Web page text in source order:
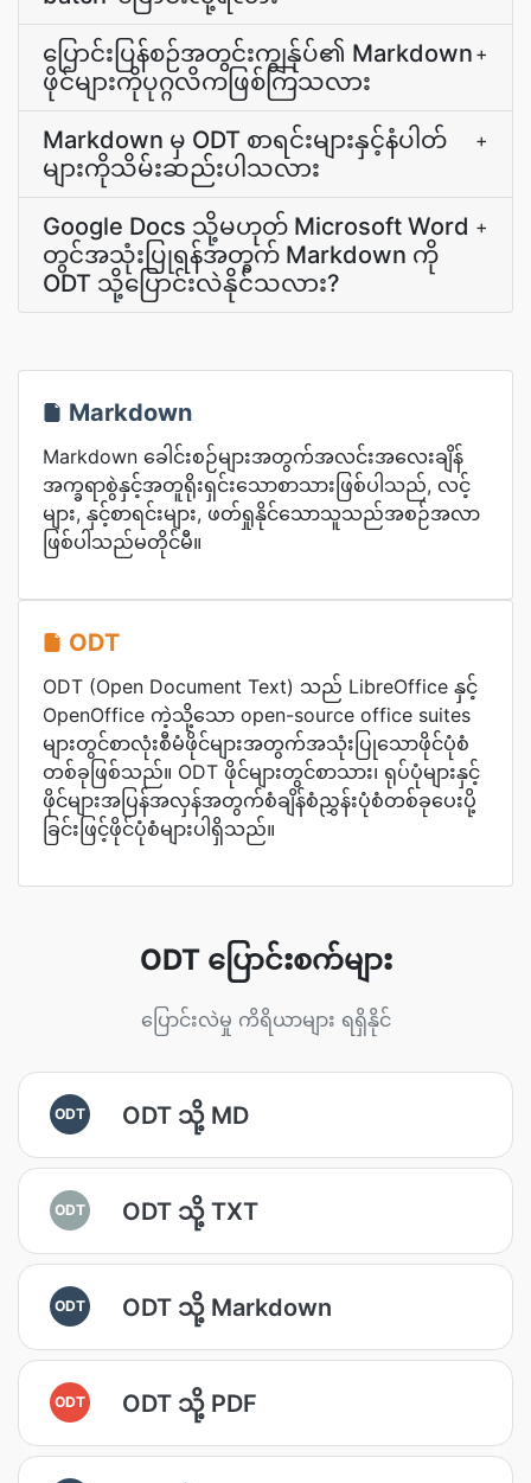
ပြောင်းပြန်စဉ်အတွင်းကျွန်ုပ်၏ Markdown
ဖိုင်များကိုပုဂ္ဂလိကဖြစ်ကြသလား
+
Markdown မှ ODT စာရင်းများနှင့်နံပါတ်
များကိုသိမ်းဆည်းပါသလား
+
Google Docs သို့မဟုတ် Microsoft Word
တွင်အသုံးပြုရန်အတွက် Markdown ကို
ODT သို့ပြောင်းလဲနိုင်သလား?
+
Markdown
Markdown ခေါင်းစဉ်များအတွက်အလင်းအလေးချိန်
အက္ခရာစွဲနှင့်အတူရိုးရှင်းသောစာသားဖြစ်ပါသည်, လင့်
များ, နှင့်စာရင်းများ, ဖတ်ရှုနိုင်သောသူသည်အစဉ်အလာ
ဖြစ်ပါသည်မတိုင်မီ။
ODT
ODT (Open Document Text) သည် LibreOffice နှင့်
OpenOffice ကဲ့သို့သော open-source office suites
များတွင်စာလုံးစီမံဖိုင်များအတွက်အသုံးပြုသောဖိုင်ပုံစံ
တစ်ခုဖြစ်သည်။ ODT ဖိုင်များတွင်စာသား၊ ရုပ်ပုံများနှင့်
ဖိုင်များအပြန်အလှန်အတွက်စံချိန်စံညွှန်းပုံစံတစ်ခုပေးပို့
ခြင်းဖြင့်ဖိုင်ပုံစံများပါရှိသည်။
ODT ပြောင်းစက်များ
ပြောင်းလဲမှု ကိရိယာများ ရရှိနိုင်
ODT ODT သို့ MD
ODT ODT သို့ TXT
ODT ODT သို့ Markdown
ODT ODT သို့ PDF